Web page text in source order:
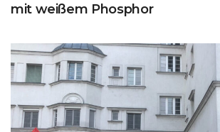
mit weißem Phosphor